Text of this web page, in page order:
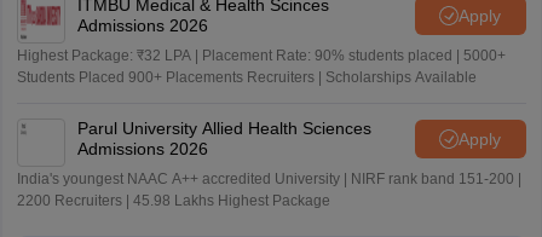
ITMBU Medical & Health Scinces
Admissions 2026
Apply
Highest Package: ₹32 LPA | Placement Rate: 90% students placed | 5000+
Students Placed 900+ Placements Recruiters | Scholarships Available
Parul University Allied Health Sciences
Admissions 2026
Apply
India's youngest NAAC A++ accredited University | NIRF rank band 151-200 |
2200 Recruiters | 45.98 Lakhs Highest Package